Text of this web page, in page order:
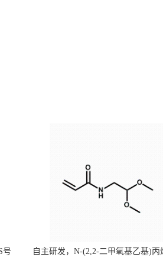
号 自主研发，N-(2,2-二甲氧基乙基)丙